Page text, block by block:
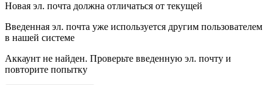
Новая эл. почта должна отличаться от текущей
Введенная эл. почта уже используется другим пользователем
в нашей системе
Аккаунт не найден. Проверьте введенную эл. почту и
повторите попытку